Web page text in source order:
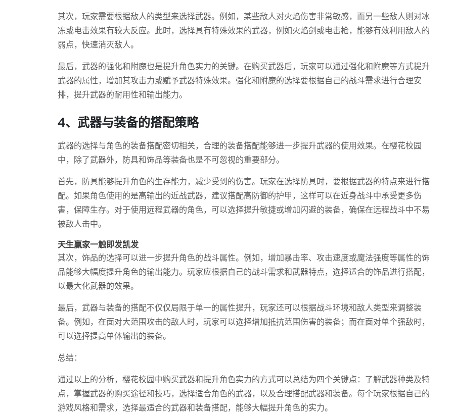
其次，玩家需要根据敌人的类型来选择武器。例如，某些敌人对火焰伤害非常敏感，而另一些敌人则对冰
冻或电击效果有较大反应。此时，选择具有特殊效果的武器，例如火焰剑或电击枪，能够有效利用敌人的
弱点，快速消灭敌人。
最后，武器的强化和附魔也是提升角色实力的关键。在购买武器后，玩家可以通过强化和附魔等方式提升
武器的属性，增加其攻击力或赋予武器特殊效果。强化和附魔的选择要根据自己的战斗需求进行合理安
排，提升武器的耐用性和输出能力。
4、武器与装备的搭配策略
武器的选择与角色的装备搭配密切相关，合理的装备搭配能够进一步提升武器的使用效果。在樱花校园
中，除了武器外，防具和饰品等装备也是不可忽视的重要部分。
首先，防具能够提升角色的生存能力，减少受到的伤害。玩家在选择防具时，要根据武器的特点来进行搭
配。如果角色使用的是高输出的近战武器，建议搭配高防御的护甲，这样可以在近身战斗中承受更多伤
害，保障生存。对于使用远程武器的角色，可以选择提升敏捷或增加闪避的装备，确保在远程战斗中不易
被敌人击中。
天生赢家一触即发凯发
其次，饰品的选择可以进一步提升角色的战斗属性。例如，增加暴击率、攻击速度或魔法强度等属性的饰
品能够大幅度提升角色的输出能力。玩家应根据自己的战斗需求和武器特点，选择适合的饰品进行搭配，
以最大化武器的效果。
最后，武器与装备的搭配不仅仅局限于单一的属性提升，玩家还可以根据战斗环境和敌人类型来调整装
备。例如，在面对大范围攻击的敌人时，玩家可以选择增加抵抗范围伤害的装备；而在面对单个强敌时，
可以选择提高单体输出的装备。
总结：
通过以上的分析，樱花校园中购买武器和提升角色实力的方式可以总结为四个关键点：了解武器种类及特
点，掌握武器的购买途径和技巧，选择适合角色的武器，以及合理搭配武器和装备。每个玩家根据自己的
游戏风格和需求，选择最适合的武器和装备搭配，能够大幅提升角色的实力。